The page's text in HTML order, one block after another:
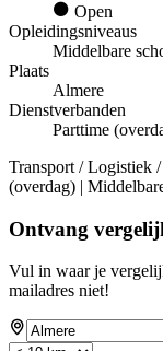
Open
Opleidingsniveaus
Middelbare
Plaats
Almere
Dienstverbanden
Parttime
Transport / Logistiek
(overdag) |
Ontvang
Vul in waar je
mailadres niet!